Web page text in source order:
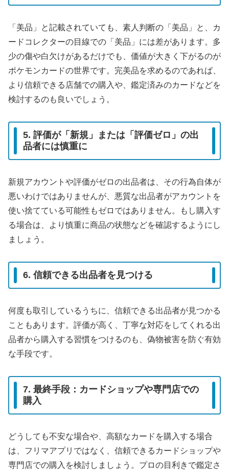
「美品」と記載されていても、素人判断の「美品」と、カ
ードコレクターの目線での「美品」には差があります。多
少の傷や白欠けがあるだけでも、価値が大きく下がるのが
ポケモンカードの世界です。完美品を求めるのであれば、
より信頼できる店舗での購入や、鑑定済みのカードなどを
検討するのも良いでしょう。
5. 評価が「新規」または「評価ゼロ」の出
品者には慎重に
新規アカウントや評価がゼロの出品者は、その行為自体が
悪いわけではありませんが、悪質な出品者がアカウントを
使い捨てている可能性もゼロではありません。もし購入す
る場合は、より慎重に商品の状態などを確認するようにし
ましょう。
6. 信頼できる出品者を見つける
何度も取引しているうちに、信頼できる出品者が見つかる
こともあります。評価が高く、丁寧な対応をしてくれる出
品者から購入する習慣をつけるのも、偽物被害を防ぐ有効
な手段です。
7. 最終手段：カードショップや専門店での
購入
どうしても不安な場合や、高額なカードを購入する場合
は、フリマアプリではなく、信頼できるカードショップや
専門店での購入を検討しましょう。プロの目利きで鑑定さ